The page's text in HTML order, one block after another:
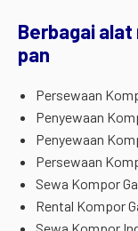
Berbagai
pan
Persewaan
Penyewaan
Penyewaan
Persewaan
Sewa Kompor
Rental Kompor